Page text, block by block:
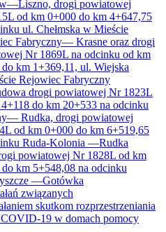
drogi powiatowej
od km 0+000 do km 4+647,75
ul. Chełmska w Mieście
Fabryczny— Krasne oraz drogi
Nr 1869L na odcinku od km
km 1+369,11, ul. Wiejska
Rejowiec Fabryczny
drogi powiatowej Nr 1823L
do km 20+533 na odcinku
Rudka, drogi powiatowej
od km 0+000 do km 6+519,65
Ruda-Kolonia —Rudka
powiatowej Nr 1828L od km
km 5+548,08 na odcinku
—Gotówka
związanych
skutkom rozprzestrzeniania
COVID-19 w domach pomocy